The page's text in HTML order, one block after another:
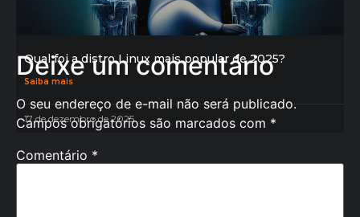
Qual foi a distro Linux mais popular de 2025?
Saiba mais
17 de dezembro de 2025
Deixe um comentário
O seu endereço de e-mail não será publicado.
Campos obrigatórios são marcados com *
Comentário *